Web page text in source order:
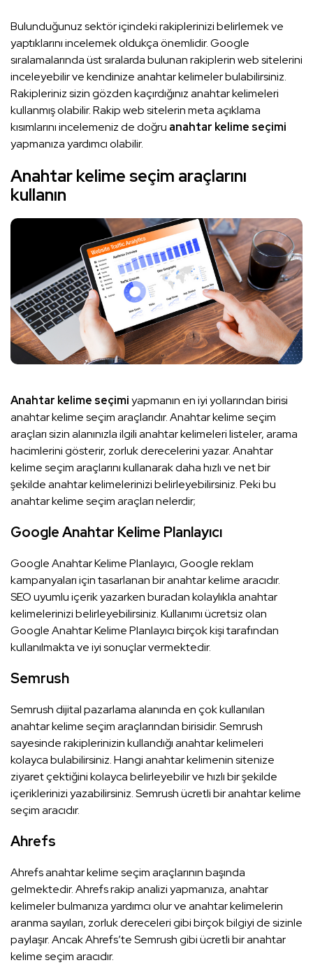
Bulunduğunuz sektör içindeki rakiplerinizi belirlemek ve
yaptıklarını incelemek oldukça önemlidir. Google
sıralamalarında üst sıralarda bulunan rakiplerin web sitelerini
inceleyebilir ve kendinize anahtar kelimeler bulabilirsiniz.
Rakipleriniz sizin gözden kaçırdığınız anahtar kelimeleri
kullanmış olabilir. Rakip web sitelerin meta açıklama
kısımlarını incelemeniz de doğru anahtar kelime seçimi
yapmanıza yardımcı olabilir.
Anahtar kelime seçim araçlarını
kullanın
Anahtar kelime seçimiyapmanın en iyi yollarından birisi
anahtar kelime seçim araçlarıdır. Anahtar kelime seçim
araçları sizin alanınızla ilgili anahtar kelimeleri listeler, arama
hacimlerini gösterir, zorluk derecelerini yazar. Anahtar
kelime seçim araçlarını kullanarak daha hızlı ve net bir
şekilde anahtar kelimelerinizi belirleyebilirsiniz. Peki bu
anahtar kelime seçim araçları nelerdir;
Google Anahtar Kelime Planlayıcı
Google Anahtar Kelime Planlayıcı, Google reklam
kampanyaları için tasarlanan bir anahtar kelime aracıdır.
SEO uyumlu içerik yazarken buradan kolaylıkla anahtar
kelimelerinizi belirleyebilirsiniz. Kullanımı ücretsiz olan
Google Anahtar Kelime Planlayıcı birçok kişi tarafından
kullanılmakta ve iyi sonuçlar vermektedir.
Semrush
Semrush dijital pazarlama alanında en çok kullanılan
anahtar kelime seçim araçlarından birisidir. Semrush
sayesinde rakiplerinizin kullandığı anahtar kelimeleri
kolayca bulabilirsiniz. Hangi anahtar kelimenin sitenize
ziyaret çektiğini kolayca belirleyebilir ve hızlı bir şekilde
içeriklerinizi yazabilirsiniz. Semrush ücretli bir anahtar kelime
seçim aracıdır.
Ahrefs
Ahrefs anahtar kelime seçim araçlarının başında
gelmektedir. Ahrefs rakip analizi yapmanıza, anahtar
kelimeler bulmanıza yardımcı olur ve anahtar kelimelerin
aranma sayıları, zorluk dereceleri gibi birçok bilgiyi de sizinle
paylaşır. Ancak Ahrefs’te Semrush gibi ücretli bir anahtar
kelime seçim aracıdır.